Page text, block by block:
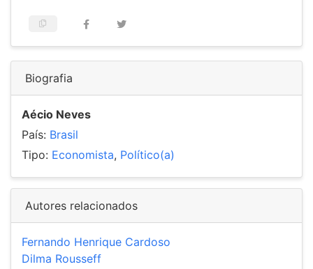
Biografia
Aécio Neves
País: Brasil
Tipo: Economista, Político(a)
Autores relacionados
Fernando Henrique Cardoso
Dilma Rousseff